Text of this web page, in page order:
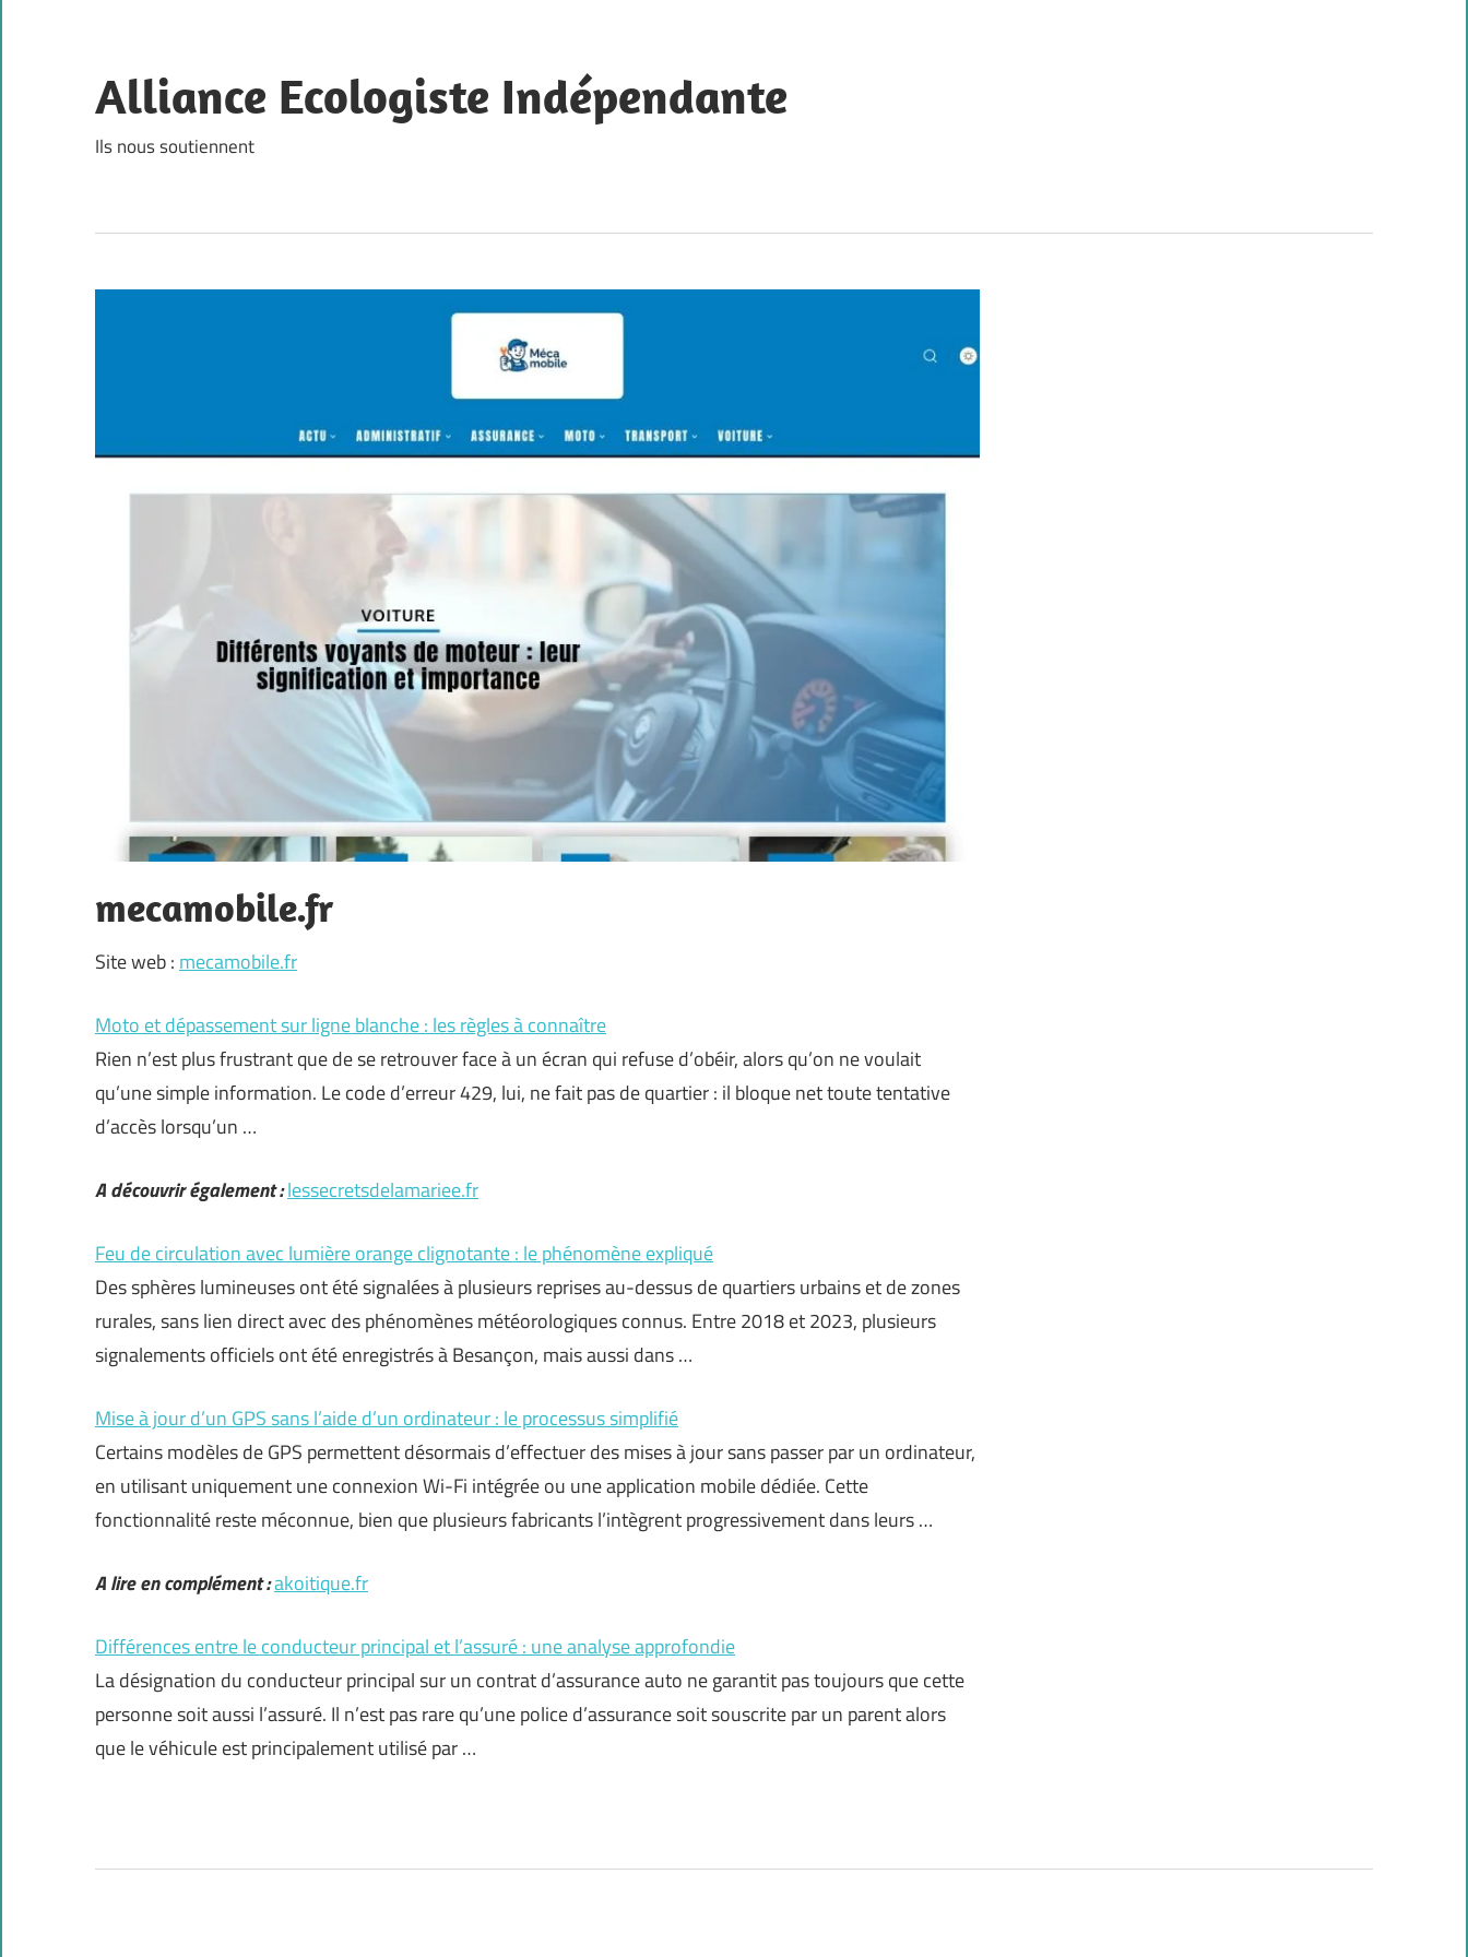
content
Alliance Ecologiste Indépendante
Ils nous soutiennent
mecamobile.fr
Site web : mecamobile.fr
Moto et dépassement sur ligne blanche : les règles à connaître
Rien n’est plus frustrant que de se retrouver face à un écran qui refuse d’obéir, alors qu’on ne voulait
qu’une simple information. Le code d’erreur 429, lui, ne fait pas de quartier : il bloque net toute tentative
d’accès lorsqu’un …
A découvrir également :lessecretsdelamariee.fr
Feu de circulation avec lumière orange clignotante : le phénomène expliqué
Des sphères lumineuses ont été signalées à plusieurs reprises au-dessus de quartiers urbains et de zones
rurales, sans lien direct avec des phénomènes météorologiques connus. Entre 2018 et 2023, plusieurs
signalements officiels ont été enregistrés à Besançon, mais aussi dans …
Mise à jour d’un GPS sans l’aide d’un ordinateur : le processus simplifié
Certains modèles de GPS permettent désormais d’effectuer des mises à jour sans passer par un ordinateur,
en utilisant uniquement une connexion Wi-Fi intégrée ou une application mobile dédiée. Cette
fonctionnalité reste méconnue, bien que plusieurs fabricants l’intègrent progressivement dans leurs …
A lire en complément :akoitique.fr
Différences entre le conducteur principal et l’assuré : une analyse approfondie
La désignation du conducteur principal sur un contrat d’assurance auto ne garantit pas toujours que cette
personne soit aussi l’assuré. Il n’est pas rare qu’une police d’assurance soit souscrite par un parent alors
que le véhicule est principalement utilisé par …